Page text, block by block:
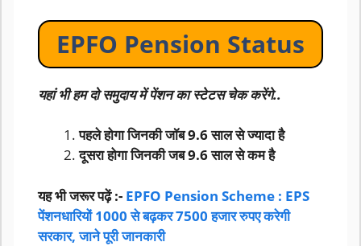
EPFO Pension Status
यहां भी हम दो समुदाय में पेंशन का स्टेटस चेक करेंगे..
पहले होगा जिनकी जॉब 9.6 साल से ज्यादा है
दूसरा होगा जिनकी जब 9.6 साल से कम है
यह भी जरूर पढ़ें :- EPFO Pension Scheme : EPS
पेंशनधारियों 1000 से बढ़कर 7500 हजार रुपए करेगी
सरकार, जाने पूरी जानकारी